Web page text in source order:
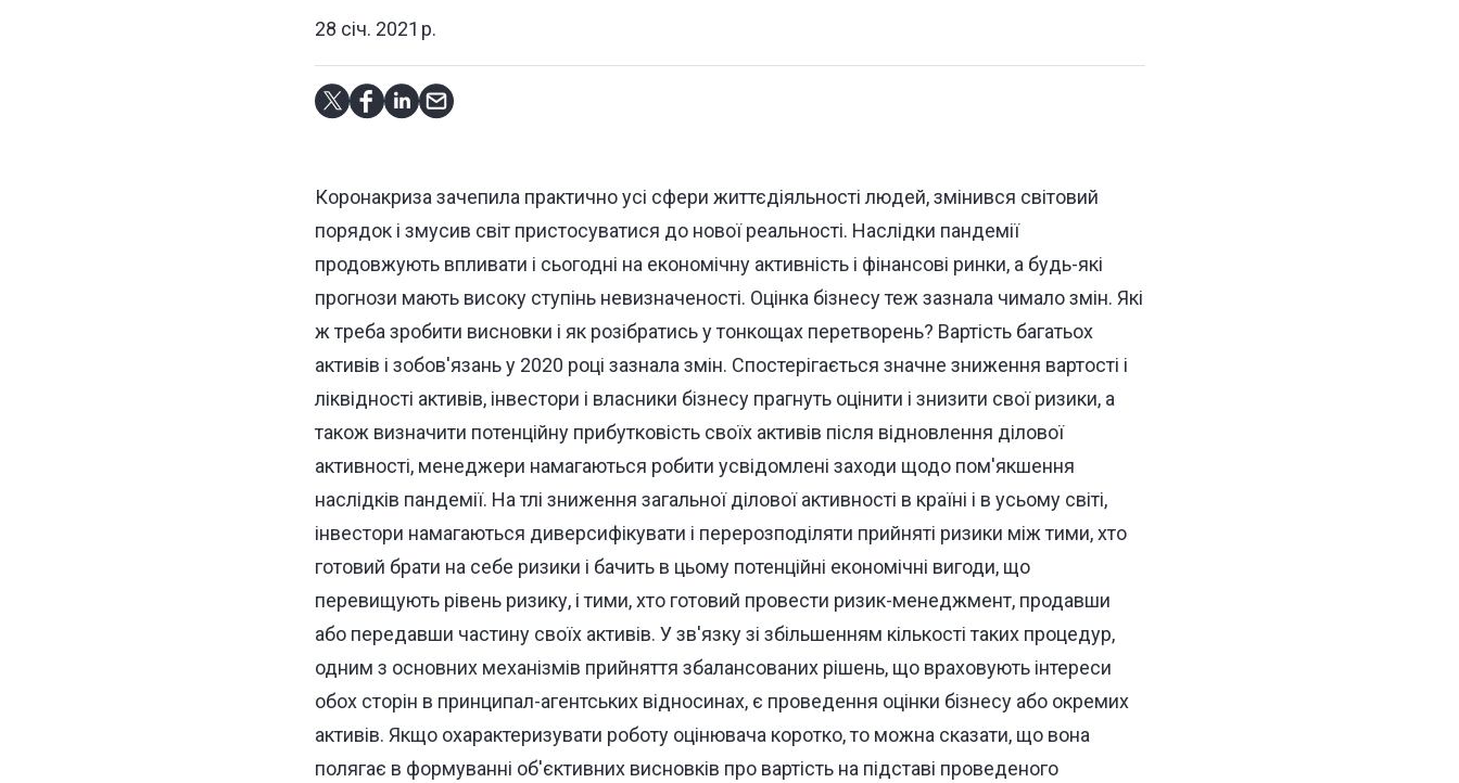
28 січ. 2021 р.
Коронакриза зачепила практично усі сфери життєдіяльності людей, змінивcя світовий
порядок і змусив світ пристосуватися до нової реальності. Наслідки пандемії
продовжують впливати і сьогодні на економічну активність і фінансові ринки, а будь-які
прогнози мають високу ступінь невизначеності. Оцінка бізнесу теж зазнала чимало змін. Які
ж треба зробити висновки і як розібратись у тонкощах перетворень? Вартість багатьох
активів і зобов'язань у 2020 році зазнала змін. Спостерігається значне зниження вартості і
ліквідності активів, інвестори і власники бізнесу прагнуть оцінити і знизити свої ризики, а
також визначити потенційну прибутковість своїх активів після відновлення ділової
активності, менеджери намагаються робити усвідомлені заходи щодо пом'якшення
наслідків пандемії. На тлі зниження загальної ділової активності в країні і в усьому світі,
інвестори намагаються диверсифікувати і перерозподіляти прийняті ризики між тими, хто
готовий брати на себе ризики і бачить в цьому потенційні економічні вигоди, що
перевищують рівень ризику, і тими, хто готовий провести ризик-менеджмент, продавши
або передавши частину своїх активів. У зв'язку зі збільшенням кількості таких процедур,
одним з основних механізмів прийняття збалансованих рішень, що враховують інтереси
обох сторін в принципал-агентських відносинах, є проведення оцінки бізнесу або окремих
активів. Якщо охарактеризувати роботу оцінювача коротко, то можна сказати, що вона
полягає в формуванні об'єктивних висновків про вартість на підставі проведеного